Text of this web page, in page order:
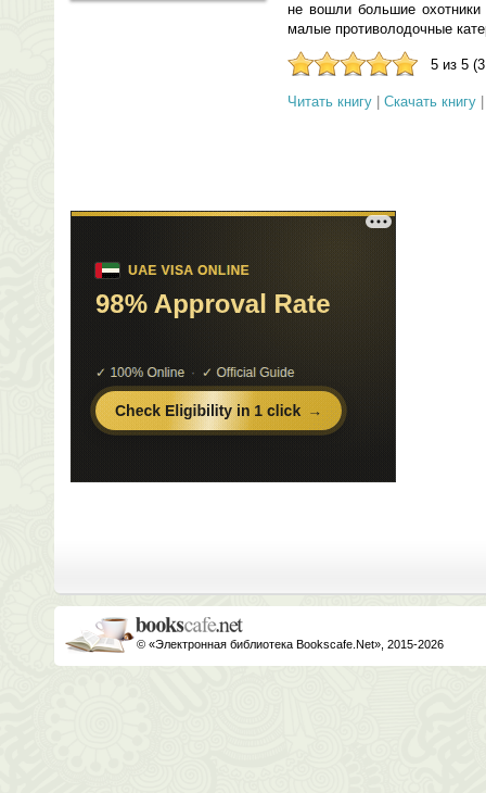
не вошли большие
малые противолодочные
5 из 5
Читать книгу Скачать книгу
© «Электронная библиотека Bookscafe.Net», 2015-2026